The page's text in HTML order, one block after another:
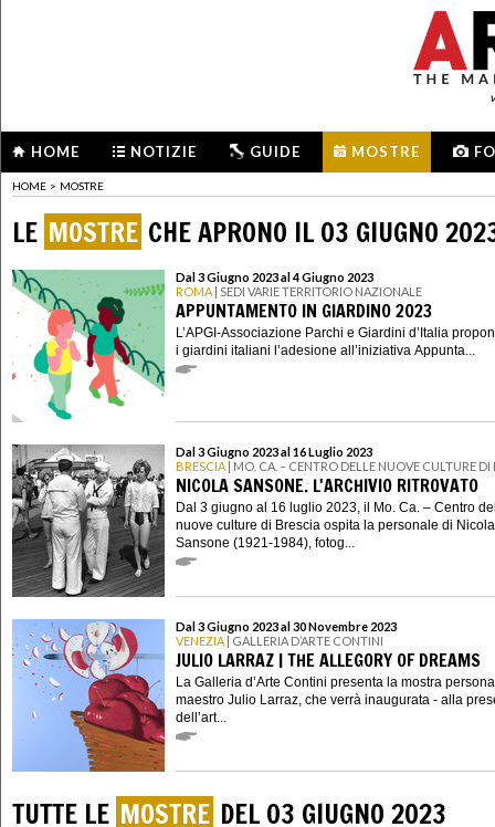
HOME NOTIZIE GUIDE MOSTRE
HOME > MOSTRE
LE MOSTRE CHE APRONO IL 03 GIUGNO
Dal 3 Giugno 2023 al 4 Giugno 2023
ROMA | SEDI VARIE TERRITORIO NAZIONALE
APPUNTAMENTO IN GIARDINO 2023
L’APGI-Associazione Parchi e Giardini d’Italia
i giardini italiani l’adesione all’iniziativa Appunta...
Dal 3 Giugno 2023 al 16 Luglio 2023
BRESCIA | MO. CA. – CENTRO DELLE NUOVE CULTURE DI
NICOLA SANSONE. L'ARCHIVIO RITROVATO
Dal 3 giugno al 16 luglio 2023, il Mo. Ca. – Centro
nuove culture di Brescia ospita la personale di Nicola
Sansone (1921-1984), fotog...
Dal 3 Giugno 2023 al 30 Novembre 2023
VENEZIA | GALLERIA D’ARTE CONTINI
JULIO LARRAZ | THE ALLEGORY OF DREAMS
La Galleria d’Arte Contini presenta la mostra
maestro Julio Larraz, che verrà inaugurata - alla
dell’art...
TUTTE LE MOSTRE DEL 03 GIUGNO 2023